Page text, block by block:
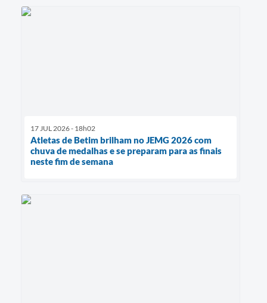
17 JUL 2026 - 18h02
Atletas de Betim brilham no JEMG 2026 com
chuva de medalhas e se preparam para as finais
neste fim de semana